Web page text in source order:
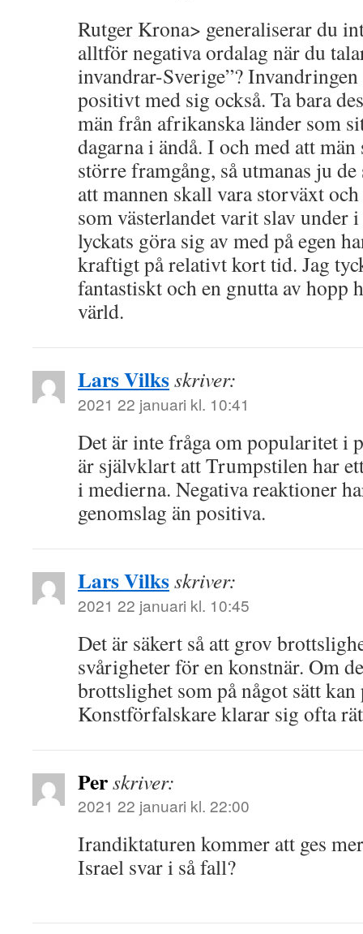
Rutger Krona> generaliserar du
alltför negativa ordalag när du
invandrar-Sverige”?
positivt med sig också. Ta bara
män från afrikanska länder som
dagarna i ändå. I och med att
större framgång, så utmanas ju
att mannen skall vara storväxt
som västerlandet varit slav under
lyckats göra sig av med på egen
kraftigt på relativt kort tid. Jag
fantastiskt och en gnutta av hopp
värld.
Lars Vilksskriver:
2021 22 januari kl. 10:41
Det är inte fråga om popularitet i
är självklart att Trumpstilen har
i medierna. Negativa reaktioner
genomslag än positiva.
Lars Vilksskriver:
2021 22 januari kl. 10:45
Det är säkert så att grov
svårigheter för en konstnär. Om
brottslighet som på något sätt
Konstförfalskare klarar sig ofta
Perskriver:
2021 22 januari kl. 22:00
Irandiktaturen kommer att ges
Israel svar i så fall?